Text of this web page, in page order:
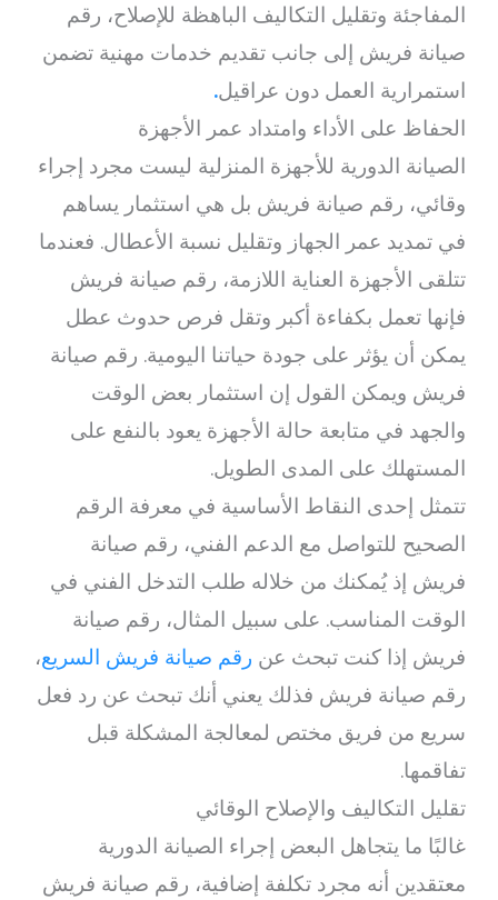
المفاجئة وتقليل التكاليف الباهظة للإصلاح، رقم
صيانة فريش إلى جانب تقديم خدمات مهنية تضمن
استمرارية العمل دون عراقيل.
الحفاظ على الأداء وامتداد عمر الأجهزة
الصيانة الدورية للأجهزة المنزلية ليست مجرد إجراء
وقائي، رقم صيانة فريش بل هي استثمار يساهم
في تمديد عمر الجهاز وتقليل نسبة الأعطال. فعندما
تتلقى الأجهزة العناية اللازمة، رقم صيانة فريش
فإنها تعمل بكفاءة أكبر وتقل فرص حدوث عطل
يمكن أن يؤثر على جودة حياتنا اليومية. رقم صيانة
فريش ويمكن القول إن استثمار بعض الوقت
والجهد في متابعة حالة الأجهزة يعود بالنفع على
المستهلك على المدى الطويل.
تتمثل إحدى النقاط الأساسية في معرفة الرقم
الصحيح للتواصل مع الدعم الفني، رقم صيانة
فريش إذ يُمكنك من خلاله طلب التدخل الفني في
الوقت المناسب. على سبيل المثال، رقم صيانة
فريش إذا كنت تبحث عن رقم صيانة فريش السريع،
رقم صيانة فريش فذلك يعني أنك تبحث عن رد فعل
سريع من فريق مختص لمعالجة المشكلة قبل
تفاقمها.
تقليل التكاليف والإصلاح الوقائي
غالبًا ما يتجاهل البعض إجراء الصيانة الدورية
معتقدين أنه مجرد تكلفة إضافية، رقم صيانة فريش